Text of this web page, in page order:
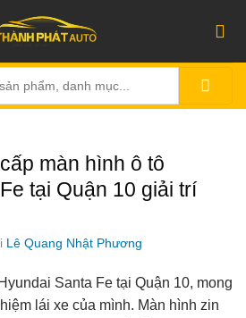
màn hình ô tô
tại Quận 10 giải trí
Lê Quang Nhật Phương
Santa Fe tại Quận 10, mong
lái xe của mình. Màn hình zin